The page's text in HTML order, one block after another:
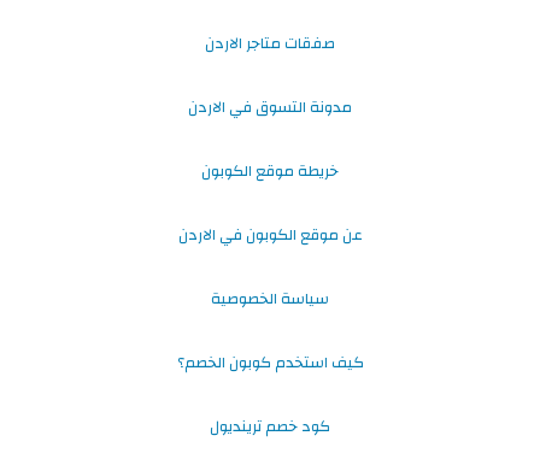
صفقات متاجر الاردن
مدونة التسوق في الاردن
خريطة موقع الكوبون
عن موقع الكوبون في الاردن
سياسة الخصوصية
كيف استخدم كوبون الخصم؟
كود خصم ترينديول